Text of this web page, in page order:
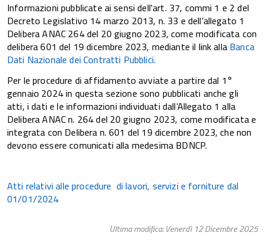
Informazioni pubblicate ai sensi dell'art. 37, commi 1 e 2 del
Decreto Legislativo 14 marzo 2013, n. 33 e dell’allegato 1
Delibera ANAC 264 del 20 giugno 2023, come modificata con
delibera 601 del 19 dicembre 2023, mediante il link alla Banca
Dati Nazionale dei Contratti Pubblici.
Per le procedure di affidamento avviate a partire dal 1°
gennaio 2024 in questa sezione sono pubblicati anche gli
atti, i dati e le informazioni individuati dall’Allegato 1 alla
Delibera ANAC n. 264 del 20 giugno 2023, come modificata e
integrata con Delibera n. 601 del 19 dicembre 2023, che non
devono essere comunicati alla medesima BDNCP.
Atti relativi alle procedure di lavori, servizi e forniture dal
01/01/2024
Ultima modifica: Venerdì 12 Dicembre 2025